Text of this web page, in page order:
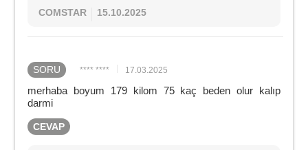
COMSTAR 15.10.2025
SORU **** **** 17.03.2025
merhaba boyum 179 kilom 75 kaç beden olur kalıp
darmi
CEVAP